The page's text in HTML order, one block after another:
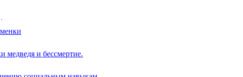
и бессмертие.